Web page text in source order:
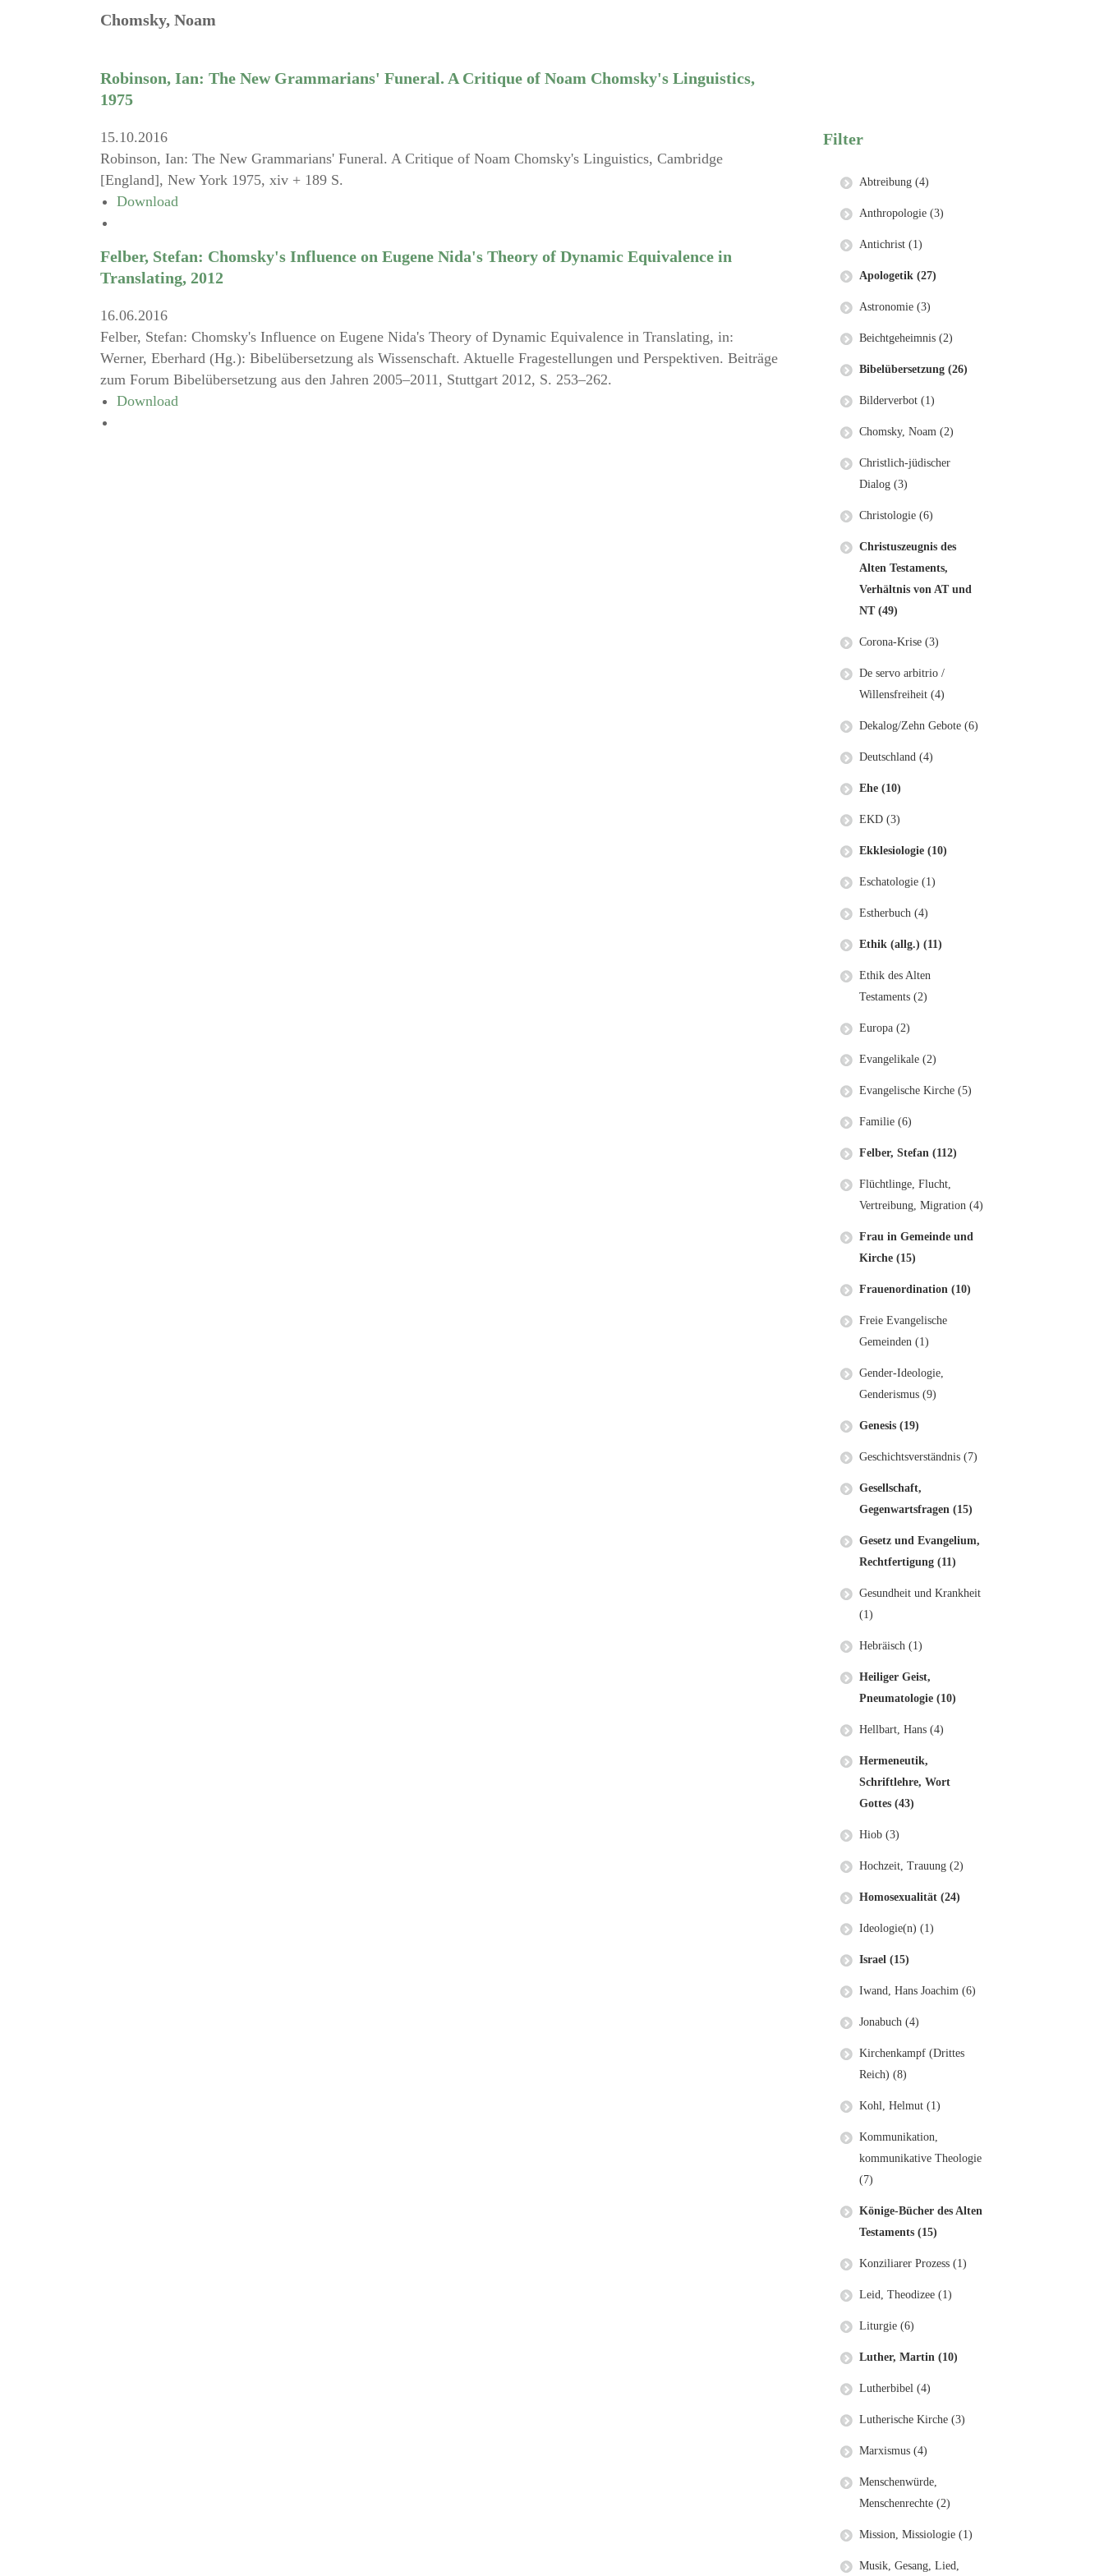
Chomsky, Noam
Robinson, Ian: The New Grammarians' Funeral. A Critique of Noam Chomsky's Linguistics,
1975
15.10.2016
Robinson, Ian: The New Grammarians' Funeral. A Critique of Noam Chomsky's Linguistics, Cambridge
[England], New York 1975, xiv + 189 S.
Download
Felber, Stefan: Chomsky's Influence on Eugene Nida's Theory of Dynamic Equivalence in
Translating, 2012
16.06.2016
Felber, Stefan: Chomsky's Influence on Eugene Nida's Theory of Dynamic Equivalence in Translating, in:
Werner, Eberhard (Hg.): Bibelübersetzung als Wissenschaft. Aktuelle Fragestellungen und Perspektiven. Beiträge
zum Forum Bibelübersetzung aus den Jahren 2005–2011, Stuttgart 2012, S. 253–262.
Download
Filter
Abtreibung (4)
Anthropologie (3)
Antichrist (1)
Apologetik (27)
Astronomie (3)
Beichtgeheimnis (2)
Bibelübersetzung (26)
Bilderverbot (1)
Chomsky, Noam (2)
Christlich-jüdischer
Dialog (3)
Christologie (6)
Christuszeugnis des
Alten Testaments,
Verhältnis von AT und
NT (49)
Corona-Krise (3)
De servo arbitrio /
Willensfreiheit (4)
Dekalog/Zehn Gebote (6)
Deutschland (4)
Ehe (10)
EKD (3)
Ekklesiologie (10)
Eschatologie (1)
Estherbuch (4)
Ethik (allg.) (11)
Ethik des Alten
Testaments (2)
Europa (2)
Evangelikale (2)
Evangelische Kirche (5)
Familie (6)
Felber, Stefan (112)
Flüchtlinge, Flucht,
Vertreibung, Migration (4)
Frau in Gemeinde und
Kirche (15)
Frauenordination (10)
Freie Evangelische
Gemeinden (1)
Gender-Ideologie,
Genderismus (9)
Genesis (19)
Geschichtsverständnis (7)
Gesellschaft,
Gegenwartsfragen (15)
Gesetz und Evangelium,
Rechtfertigung (11)
Gesundheit und Krankheit
(1)
Hebräisch (1)
Heiliger Geist,
Pneumatologie (10)
Hellbart, Hans (4)
Hermeneutik,
Schriftlehre, Wort
Gottes (43)
Hiob (3)
Hochzeit, Trauung (2)
Homosexualität (24)
Ideologie(n) (1)
Israel (15)
Iwand, Hans Joachim (6)
Jonabuch (4)
Kirchenkampf (Drittes
Reich) (8)
Kohl, Helmut (1)
Kommunikation,
kommunikative Theologie
(7)
Könige-Bücher des Alten
Testaments (15)
Konziliarer Prozess (1)
Leid, Theodizee (1)
Liturgie (6)
Luther, Martin (10)
Lutherbibel (4)
Lutherische Kirche (3)
Marxismus (4)
Menschenwürde,
Menschenrechte (2)
Mission, Missiologie (1)
Musik, Gesang, Lied,